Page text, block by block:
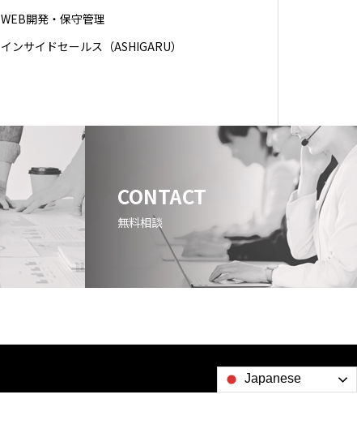
WEB開発・保守管理
インサイドセールス（ASHIGARU）
CONTACT
無料相談
Japanese